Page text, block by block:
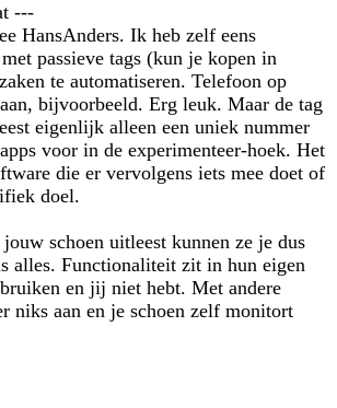
---
HansAnders. Ik heb zelf eens
passieve tags (kun je kopen in
te automatiseren. Telefoon op
bijvoorbeeld. Erg leuk. Maar de tag
eigenlijk alleen een uniek nummer
voor in de experimenteer-hoek. Het
die er vervolgens iets mee doet of
doel.
schoen uitleest kunnen ze je dus
alles. Functionaliteit zit in hun eigen
en jij niet hebt. Met andere
niks aan en je schoen zelf monitort